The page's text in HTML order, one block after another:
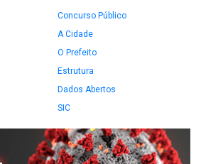
Concurso Público
A Cidade
O Prefeito
Estrutura
Dados Abertos
SIC